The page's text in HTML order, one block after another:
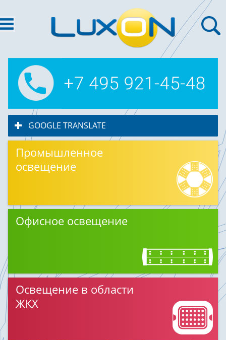
GOOGLE TRANSLATE
Промышленное
освещение
Офисное освещение
Освещение в области
ЖКХ